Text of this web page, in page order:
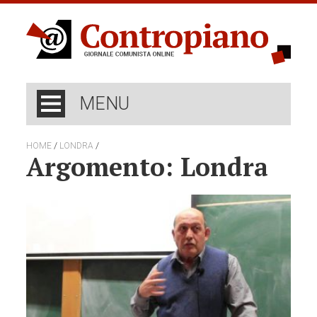
MENU
HOME / LONDRA /
Argomento: Londra